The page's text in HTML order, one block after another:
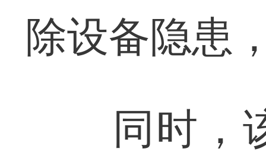
除设备隐患
同时，该